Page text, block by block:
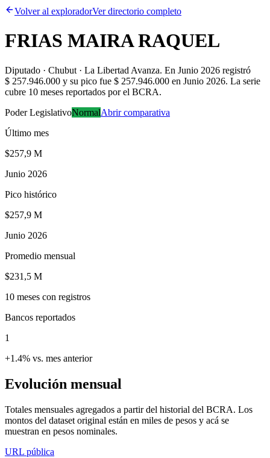
Volver al exploradorVer directorio completo
FRIAS MAIRA RAQUEL
Diputado · Chubut · La Libertad Avanza. En Junio 2026 registró
$ 257.946.000 y su pico fue $ 257.946.000 en Junio 2026. La serie
cubre 10 meses reportados por el BCRA.
Poder LegislativoNormalAbrir comparativa
Último mes
$257,9 M
Junio 2026
Pico histórico
$257,9 M
Junio 2026
Promedio mensual
$231,5 M
10 meses con registros
Bancos reportados
1
+1.4% vs. mes anterior
Evolución mensual
Totales mensuales agregados a partir del historial del BCRA. Los
montos del dataset original están en miles de pesos y acá se
muestran en pesos nominales.
URL pública